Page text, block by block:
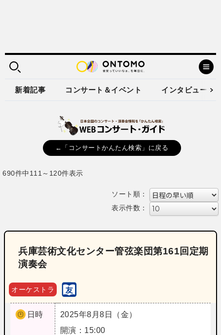
新着記事 コンサート＆イベント インタビュー
←「コンサートかんたん検索」に戻る
690件中111～120件表示
ソート順：
表示件数：
兵庫芸術文化センター管弦楽団第161回定期
演奏会
オーケストラ
日時
2025年8月8日（金）
開演：15:00